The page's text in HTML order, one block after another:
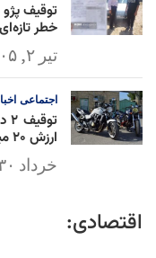
خطر
تیر ۲, ۱۴۰۵
اجتماعی
ارزش ۲۰ میلیارد ریال در کشف جدید پلیس
خرداد ۳۰, ۱۴۰۵
اقتصادی: